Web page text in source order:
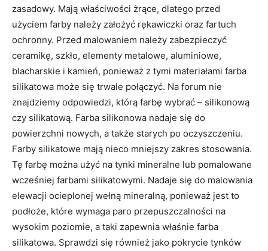
zasadowy. Mają właściwości żrące, dlatego przed
użyciem farby należy założyć rękawiczki oraz fartuch
ochronny. Przed malowaniem należy zabezpieczyć
ceramikę, szkło, elementy metalowe, aluminiowe,
blacharskie i kamień, ponieważ z tymi materiałami farba
silikatowa może się trwale połączyć. Na forum nie
znajdziemy odpowiedzi, którą farbę wybrać – silikonową
czy silikatową. Farba silikonowa nadaje się do
powierzchni nowych, a także starych po oczyszczeniu.
Farby silikatowe mają nieco mniejszy zakres stosowania.
Tę farbę można użyć na tynki mineralne lub pomalowane
wcześniej farbami silikatowymi. Nadaje się do malowania
elewacji ocieplonej wełną mineralną, ponieważ jest to
podłoże, które wymaga paro przepuszczalności na
wysokim poziomie, a taki zapewnia właśnie farba
silikatowa. Sprawdzi się również jako pokrycie tynków